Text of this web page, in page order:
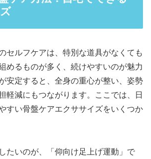
セルフケアは、特別な道具がなくても
めるものが多く、続けやすいのが魅力
安定すると、全身の重心が整い、姿勢
軽減にもつながります。ここでは、日
すい骨盤ケアエクササイズをいくつか
たいのが、「仰向け足上げ運動」で